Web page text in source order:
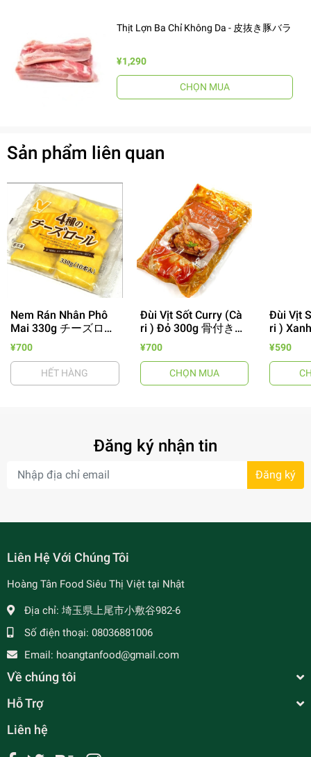
Thịt Lợn Ba Chỉ Không Da - 皮抜き豚バラ
¥1,290
CHỌN MUA
Sản phẩm liên quan
Nem Rán Nhân Phô
Mai 330g チーズロー
ル
¥700
HẾT HÀNG
Đùi Vịt Sốt Curry (Cà
ri ) Đỏ 300g 骨付き合
鴨レッドカレー
¥700
CHỌN MUA
Đùi Vịt
ri )
合鴨グ
¥590
Đăng ký nhận tin
Đăng ký
Liên Hệ Với Chúng Tôi
Hoàng Tân Food Siêu Thị Việt tại Nhật
Địa chỉ: 埼玉県上尾市小敷谷982-6
Số điện thoại: 08036881006
Email: hoangtanfood@gmail.com
Về chúng tôi
Hỗ Trợ
Liên hệ